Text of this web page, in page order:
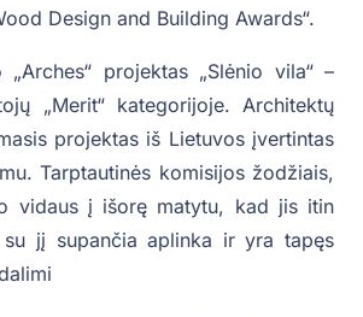
Design and Building Awards“.
projektas „Slėnio vila“ –
„Merit“ kategorijoje. Architektų
projektas iš Lietuvos įvertintas
Tarptautinės komisijos žodžiais,
vidaus į išorę matytu, kad jis itin
su jį supančia aplinka ir yra tapęs